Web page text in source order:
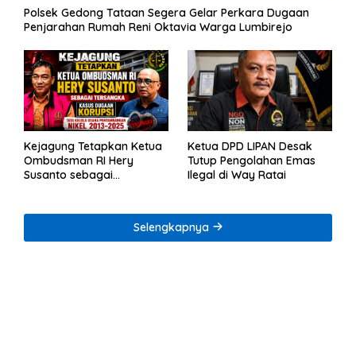
Polsek Gedong Tataan Segera Gelar Perkara Dugaan
Penjarahan Rumah Reni Oktavia Warga Lumbirejo
Kejagung Tetapkan Ketua
Ombudsman RI Hery
Susanto sebagai
Tambang Nikel
Ketua DPD LIPAN Desak
Tutup Pengolahan Emas
Ilegal di Way Ratai
Selengkapnya